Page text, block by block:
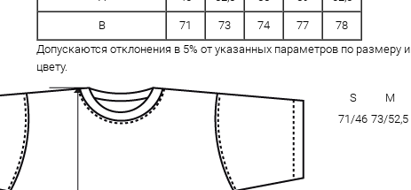
B 71 73 74 77
78
Допускаются отклонения в 5% от указанных параметров по размеру и
цвету.
S M
71/46 73/52,5